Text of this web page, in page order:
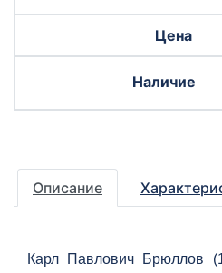
Описание
Карл Павлович Брюллов